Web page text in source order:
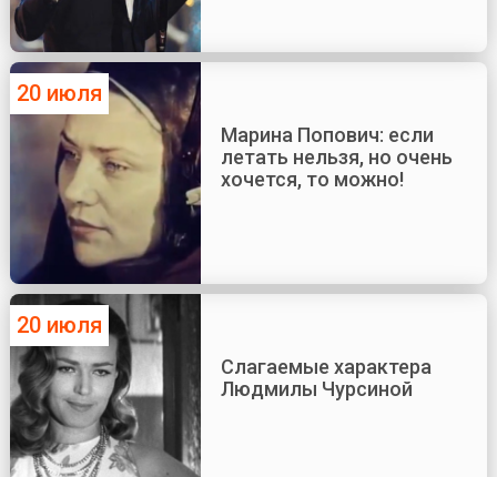
20 июля
Марина Попович: если
летать нельзя, но очень
хочется, то можно!
20 июля
Слагаемые характера
Людмилы Чурсиной